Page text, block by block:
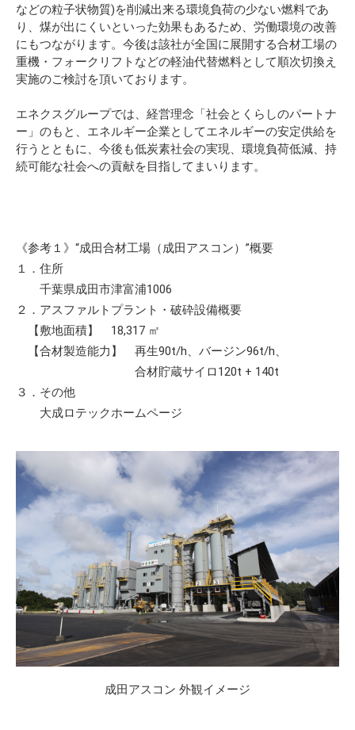
などの粒子状物質)を削減出来る環境負荷の少ない燃料であ
り、煤が出にくいといった効果もあるため、労働環境の改善
にもつながります。今後は該社が全国に展開する合材工場の
重機・フォークリフトなどの軽油代替燃料として順次切換え
実施のご検討を頂いております。
エネクスグループでは、経営理念「社会とくらしのパートナ
ー」のもと、エネルギー企業としてエネルギーの安定供給を
行うとともに、今後も低炭素社会の実現、環境負荷低減、持
続可能な社会への貢献を目指してまいります。
《参考１》“成田合材工場（成田アスコン）”概要
１．住所
千葉県成田市津富浦1006
２．アスファルトプラント・破砕設備概要
【敷地面積】 18,317 ㎡
【合材製造能力】 再生90t/h、バージン96t/h、
合材貯蔵サイロ120t + 140t
３．その他
大成ロテックホームページ
成田アスコン 外観イメージ